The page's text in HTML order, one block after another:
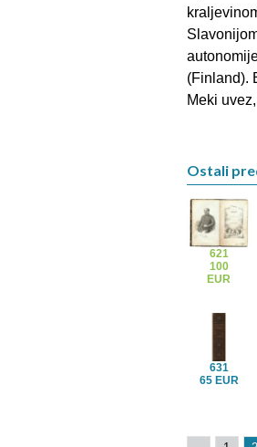
(Finland).
Meki
Ostali
621
100
EUR
631
65 EUR